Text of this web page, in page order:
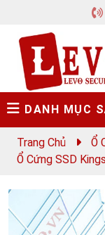
DANH MỤC
Trang Chủ
Ổ
Ổ Cứng SSD